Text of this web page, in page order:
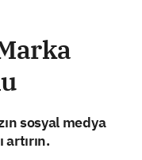
sosyal medya